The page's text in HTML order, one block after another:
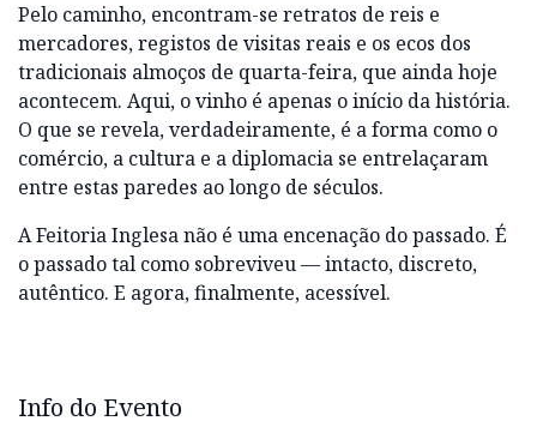
Pelo caminho, encontram-se retratos de reis e
mercadores, registos de visitas reais e os ecos dos
tradicionais almoços de quarta-feira, que ainda hoje
acontecem. Aqui, o vinho é apenas o início da história.
O que se revela, verdadeiramente, é a forma como o
comércio, a cultura e a diplomacia se entrelaçaram
entre estas paredes ao longo de séculos.
A Feitoria Inglesa não é uma encenação do passado. É
o passado tal como sobreviveu — intacto, discreto,
autêntico. E agora, finalmente, acessível.
Info do Evento